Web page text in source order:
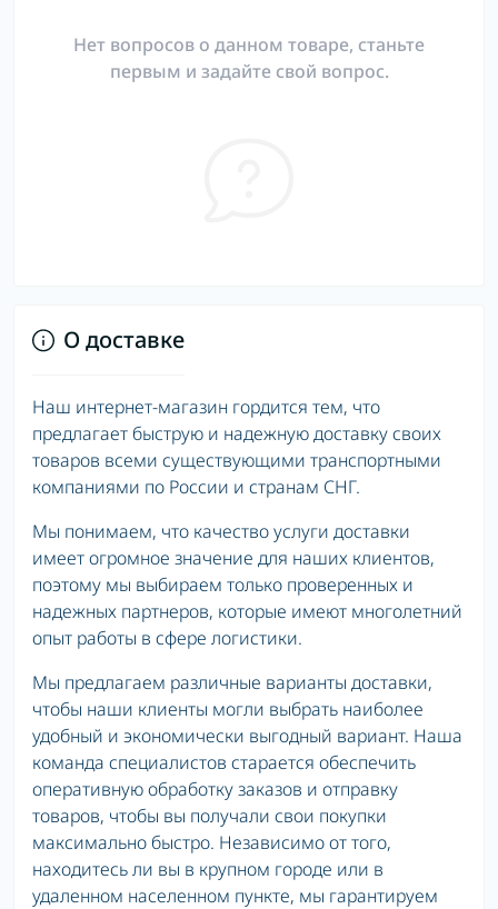
Нет вопросов о данном товаре, станьте
первым и задайте свой вопрос.
О доставке
Наш интернет-магазин гордится тем, что
предлагает быструю и надежную доставку своих
товаров всеми существующими транспортными
компаниями по России и странам СНГ.
Мы понимаем, что качество услуги доставки
имеет огромное значение для наших клиентов,
поэтому мы выбираем только проверенных и
надежных партнеров, которые имеют многолетний
опыт работы в сфере логистики.
Мы предлагаем различные варианты доставки,
чтобы наши клиенты могли выбрать наиболее
удобный и экономически выгодный вариант. Наша
команда специалистов старается обеспечить
оперативную обработку заказов и отправку
товаров, чтобы вы получали свои покупки
максимально быстро. Независимо от того,
находитесь ли вы в крупном городе или в
удаленном населенном пункте, мы гарантируем